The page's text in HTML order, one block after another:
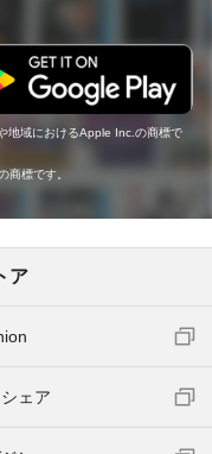
地域におけるApple Inc.の商標で
標です。
ア
ェア